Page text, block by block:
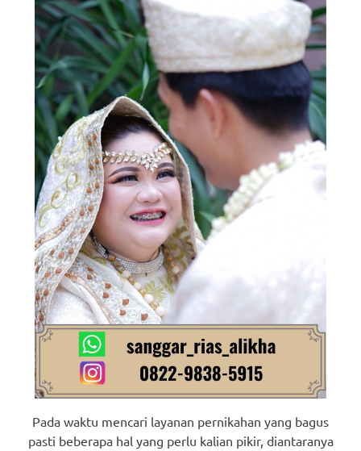
Pada waktu mencari layanan pernikahan yang bagus
pasti beberapa hal yang perlu kalian pikir, diantaranya